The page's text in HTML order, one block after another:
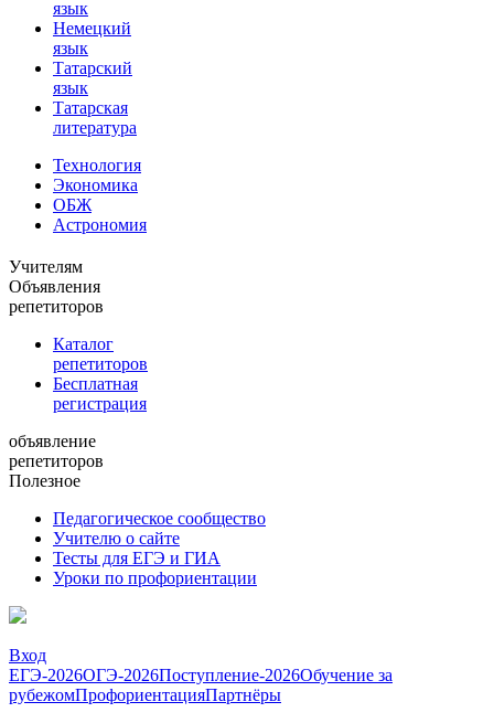
язык
Немецкий
язык
Татарский
язык
Татарская
литература
Технология
Экономика
ОБЖ
Астрономия
Учителям
Объявления
репетиторов
Каталог
репетиторов
Бесплатная
регистрация
объявление
репетиторов
Полезное
Педагогическое сообщество
Учителю о сайте
Тесты для ЕГЭ и ГИА
Уроки по профориентации
Вход
ЕГЭ-2026ОГЭ-2026Поступление-2026Обучение за
рубежомПрофориентацияПартнёры